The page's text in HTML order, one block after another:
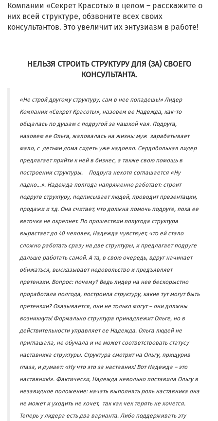
Компании «Секрет Красоты» в целом – расскажите о
них всей структуре, обзвоните всех своих
консультантов. Это увеличит их энтузиазм в работе!
НЕЛЬЗЯ СТРОИТЬ СТРУКТУРУ ДЛЯ (ЗА) СВОЕГО
КОНСУЛЬТАНТА.
«Не строй другому структуру, сам в нее попадешь!» Лидер
Компании «Секрет Красоты», назовем ее Надежда, как-то
общалась по душам с подругой за чашкой чая. Подруга,
назовем ее Ольга, жаловалась на жизнь: муж зарабатывает
мало, с детьми дома сидеть уже надоело. Сердобольная лидер
предлагает прийти к ней в бизнес, а также свою помощь в
построении структуры. Подруга нехотя соглашается «Ну
ладно…». Надежда полгода напряженно работает: строит
подруге структуру, подписывает людей, проводит презентации,
продажи и т.д. Она считает, что должна помочь подруге, пока ее
веточка не окрепнет. По прошествии полугода структура
вырастает до 40 человек, Надежда чувствует, что ей стало
сложно работать сразу на две структуры, и предлагает подруге
дальше работать самой. А та, в свою очередь, вдруг начинает
обижаться, высказывает недовольство и предъявляет
претензии. Вопрос: почему? Ведь лидер на нее бескорыстно
проработала полгода, построила структуру, какие тут могут быть
претензии? Оказывается, они не только могут – они должны
возникнуть! Формально структура принадлежит Ольге, но в
действительности управляет ее Надежда. Ольга людей не
приглашала, не обучала и не может соответствовать статусу
наставника структуры. Структура смотрит на Ольгу, прищурив
глаза, и думает: «Ну что это за наставник! Вот Надежда – это
наставник!». Фактически, Надежда невольно поставила Ольгу в
незавидное положение: начать выполнять роль наставника она
не может и уходить не хочет, так как чек терять не хочется.
Теперь у лидера есть два варианта. Либо поддерживать эту